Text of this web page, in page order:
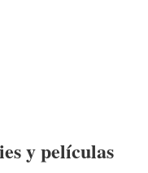
y películas